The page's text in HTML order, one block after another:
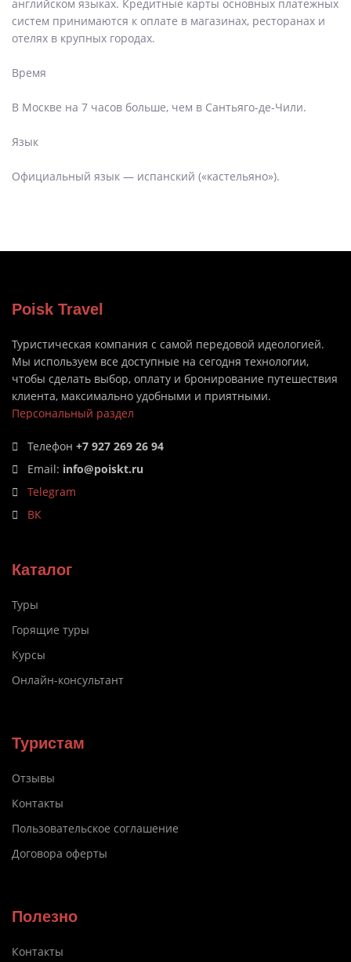
английском языках. Кредитные карты основных платежных
систем принимаются к оплате в магазинах, ресторанах и
отелях в крупных городах.
Время
В Москве на 7 часов больше, чем в Сантьяго-де-Чили.
Язык
Официальный язык — испанский («кастельяно»).
Poisk Travel
Туристическая компания с самой передовой идеологией.
Мы используем все доступные на сегодня технологии,
чтобы сделать выбор, оплату и бронирование путешествия
клиента, максимально удобными и приятными.
Персональный раздел
Телефон +7 927 269 26 94
Email: info@poiskt.ru
Telegram
ВК
Каталог
Туры
Горящие туры
Курсы
Онлайн-консультант
Туристам
Отзывы
Контакты
Пользовательское соглашение
Договора оферты
Полезно
Контакты